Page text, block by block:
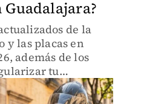
de la
y las placas en
además de los
tu